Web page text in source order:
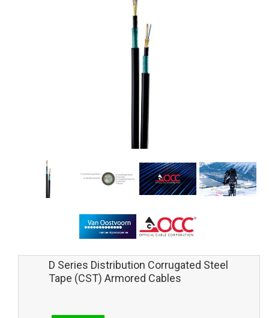
D Series Distribution Corrugated Steel
Tape (CST) Armored Cables